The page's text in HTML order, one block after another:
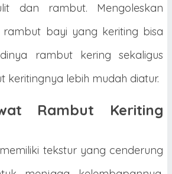
dan rambut. Mengoleskan
bayi yang keriting bisa
rambut kering sekaligus
keritingnya lebih mudah diatur.
Rambut Keriting
tekstur yang cenderung